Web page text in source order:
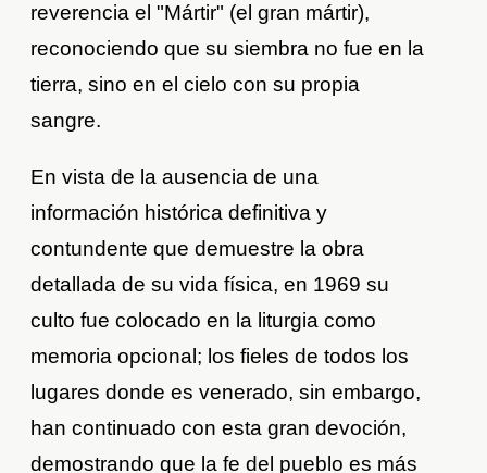
reverencia el "Mártir" (el gran mártir),
reconociendo que su siembra no fue en la
tierra, sino en el cielo con su propia
sangre.
En vista de la ausencia de una
información histórica definitiva y
contundente que demuestre la obra
detallada de su vida física, en 1969 su
culto fue colocado en la liturgia como
memoria opcional; los fieles de todos los
lugares donde es venerado, sin embargo,
han continuado con esta gran devoción,
demostrando que la fe del pueblo es más